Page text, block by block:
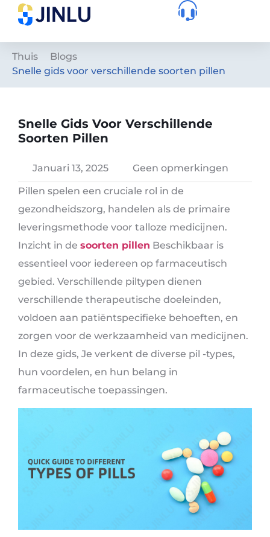
Thuis
Blogs
Snelle gids voor verschillende soorten pillen
Snelle Gids Voor Verschillende
Soorten Pillen
Januari 13, 2025
Geen opmerkingen
Pillen spelen een cruciale rol in de
gezondheidszorg, handelen als de primaire
leveringsmethode voor talloze medicijnen.
Inzicht in de soorten pillen Beschikbaar is
essentieel voor iedereen op farmaceutisch
gebied. Verschillende piltypen dienen
verschillende therapeutische doeleinden,
voldoen aan patiëntspecifieke behoeften, en
zorgen voor de werkzaamheid van medicijnen.
In deze gids, Je verkent de diverse pil -types,
hun voordelen, en hun belang in
farmaceutische toepassingen.